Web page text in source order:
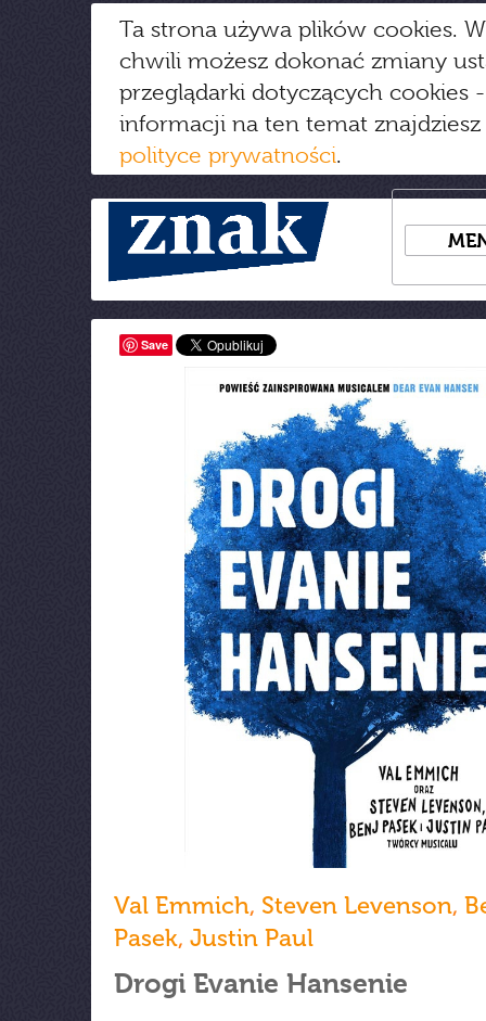
Ta strona używa plików cookies.
chwili możesz dokonać zmiany
przeglądarki dotyczących cookies
informacji na ten temat
polityce prywatności.
Save
Val Emmich, Steven Levenson,
Pasek, Justin Paul
Drogi Evanie Hansenie